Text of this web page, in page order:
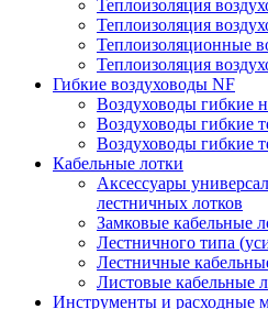
Теплоизоляция
Теплоизоляция
Теплоизоляционные
Теплоизоляция
Гибкие воздуховоды NF
Воздуховоды гибкие
Воздуховоды гибкие
Воздуховоды гибкие
Кабельные лотки
Аксессуары
лестничных лотков
Замковые кабельные
Лестничного типа
Лестничные
Листовые кабельные
Инструменты и расходные